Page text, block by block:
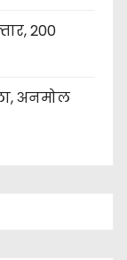
200
अनमोल